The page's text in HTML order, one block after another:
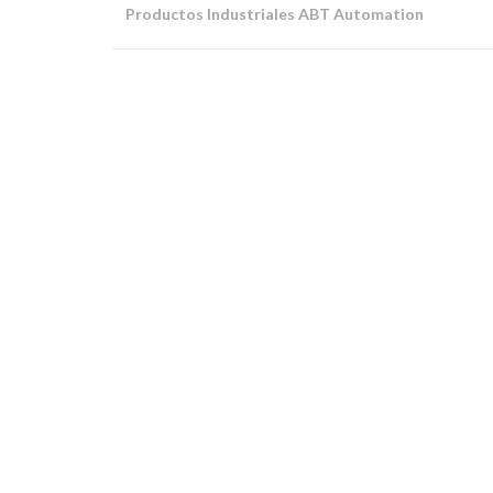
Productos Industriales ABT Automation